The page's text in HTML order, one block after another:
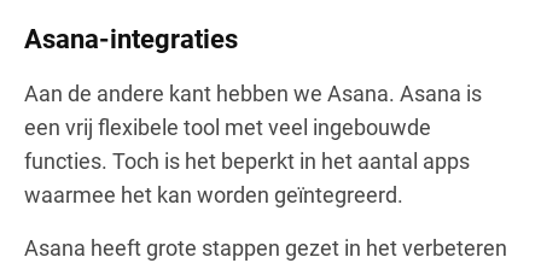
Asana-integraties
Aan de andere kant hebben we Asana. Asana is
een vrij flexibele tool met veel ingebouwde
functies. Toch is het beperkt in het aantal apps
waarmee het kan worden geïntegreerd.
Asana heeft grote stappen gezet in het verbeteren